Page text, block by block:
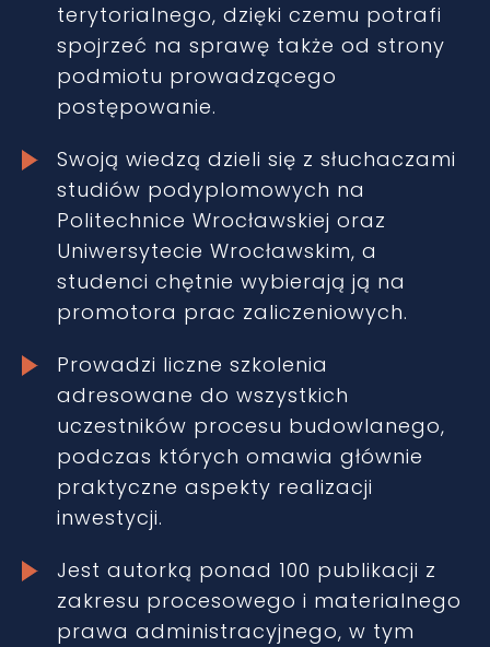
terytorialnego, dzięki czemu potrafi
spojrzeć na sprawę także od strony
podmiotu prowadzącego
postępowanie.
Swoją wiedzą dzieli się z słuchaczami
studiów podyplomowych na
Politechnice Wrocławskiej oraz
Uniwersytecie Wrocławskim, a
studenci chętnie wybierają ją na
promotora prac zaliczeniowych.
Prowadzi liczne szkolenia
adresowane do wszystkich
uczestników procesu budowlanego,
podczas których omawia głównie
praktyczne aspekty realizacji
inwestycji.
Jest autorką ponad 100 publikacji z
zakresu procesowego i materialnego
prawa administracyjnego, w tym